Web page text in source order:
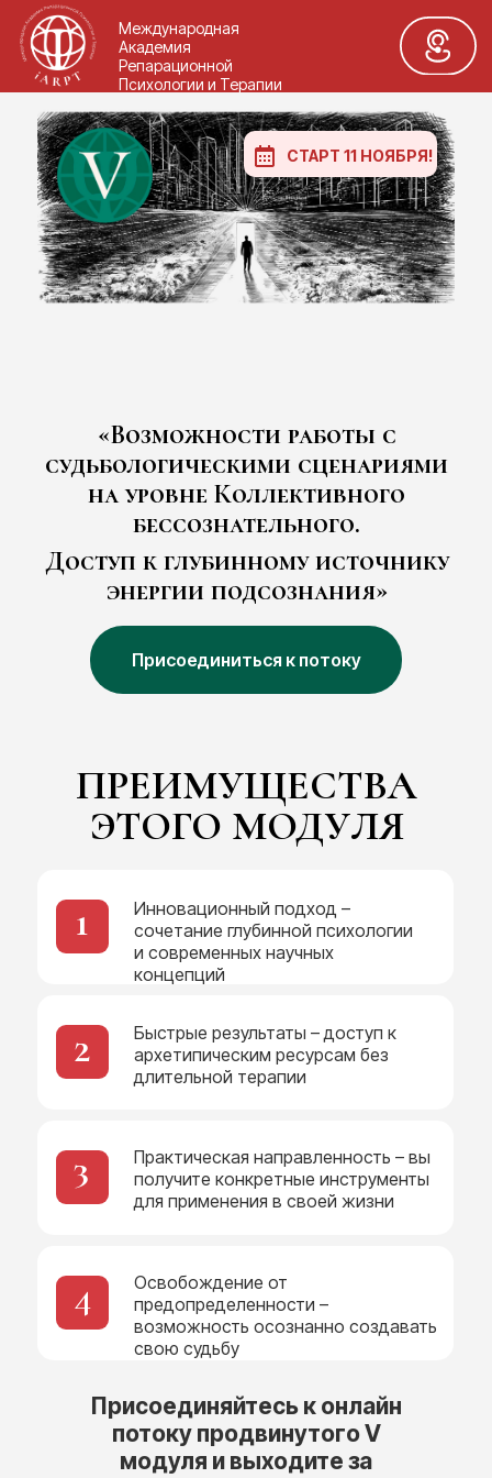
Международная
Академия
Репарационной
Психологии и Терапии
Модуль V
«Возможности работы с
судьбологическими сценариями
на уровне Коллективного
бессознательного.
Доступ к глубинному источнику
энергии подсознания»
Присоединиться к потоку
СТАРТ 11 НОЯБРЯ!
ПРЕИМУЩЕСТВА
ЭТОГО МОДУЛЯ
Инновационный подход –
сочетание глубинной психологии
и современных научных
концепций
1
Практическая направленность – вы
получите конкретные инструменты
для применения в своей жизни
3
Быстрые результаты – доступ к
архетипическим ресурсам без
длительной терапии
2
Освобождение от
предопределенности –
возможность осознанно создавать
свою судьбу
4
Присоединяйтесь к онлайн
потоку продвинутого V
модуля и выходите за
10 уроков по 3,5 часа
10 демо-версий терапевтических сессий
Удобные протоколы ведения клиентов
Очные и онлайн практикумы
Чат поддержки студентов
Бонус ♥ конспекты всех лекций в